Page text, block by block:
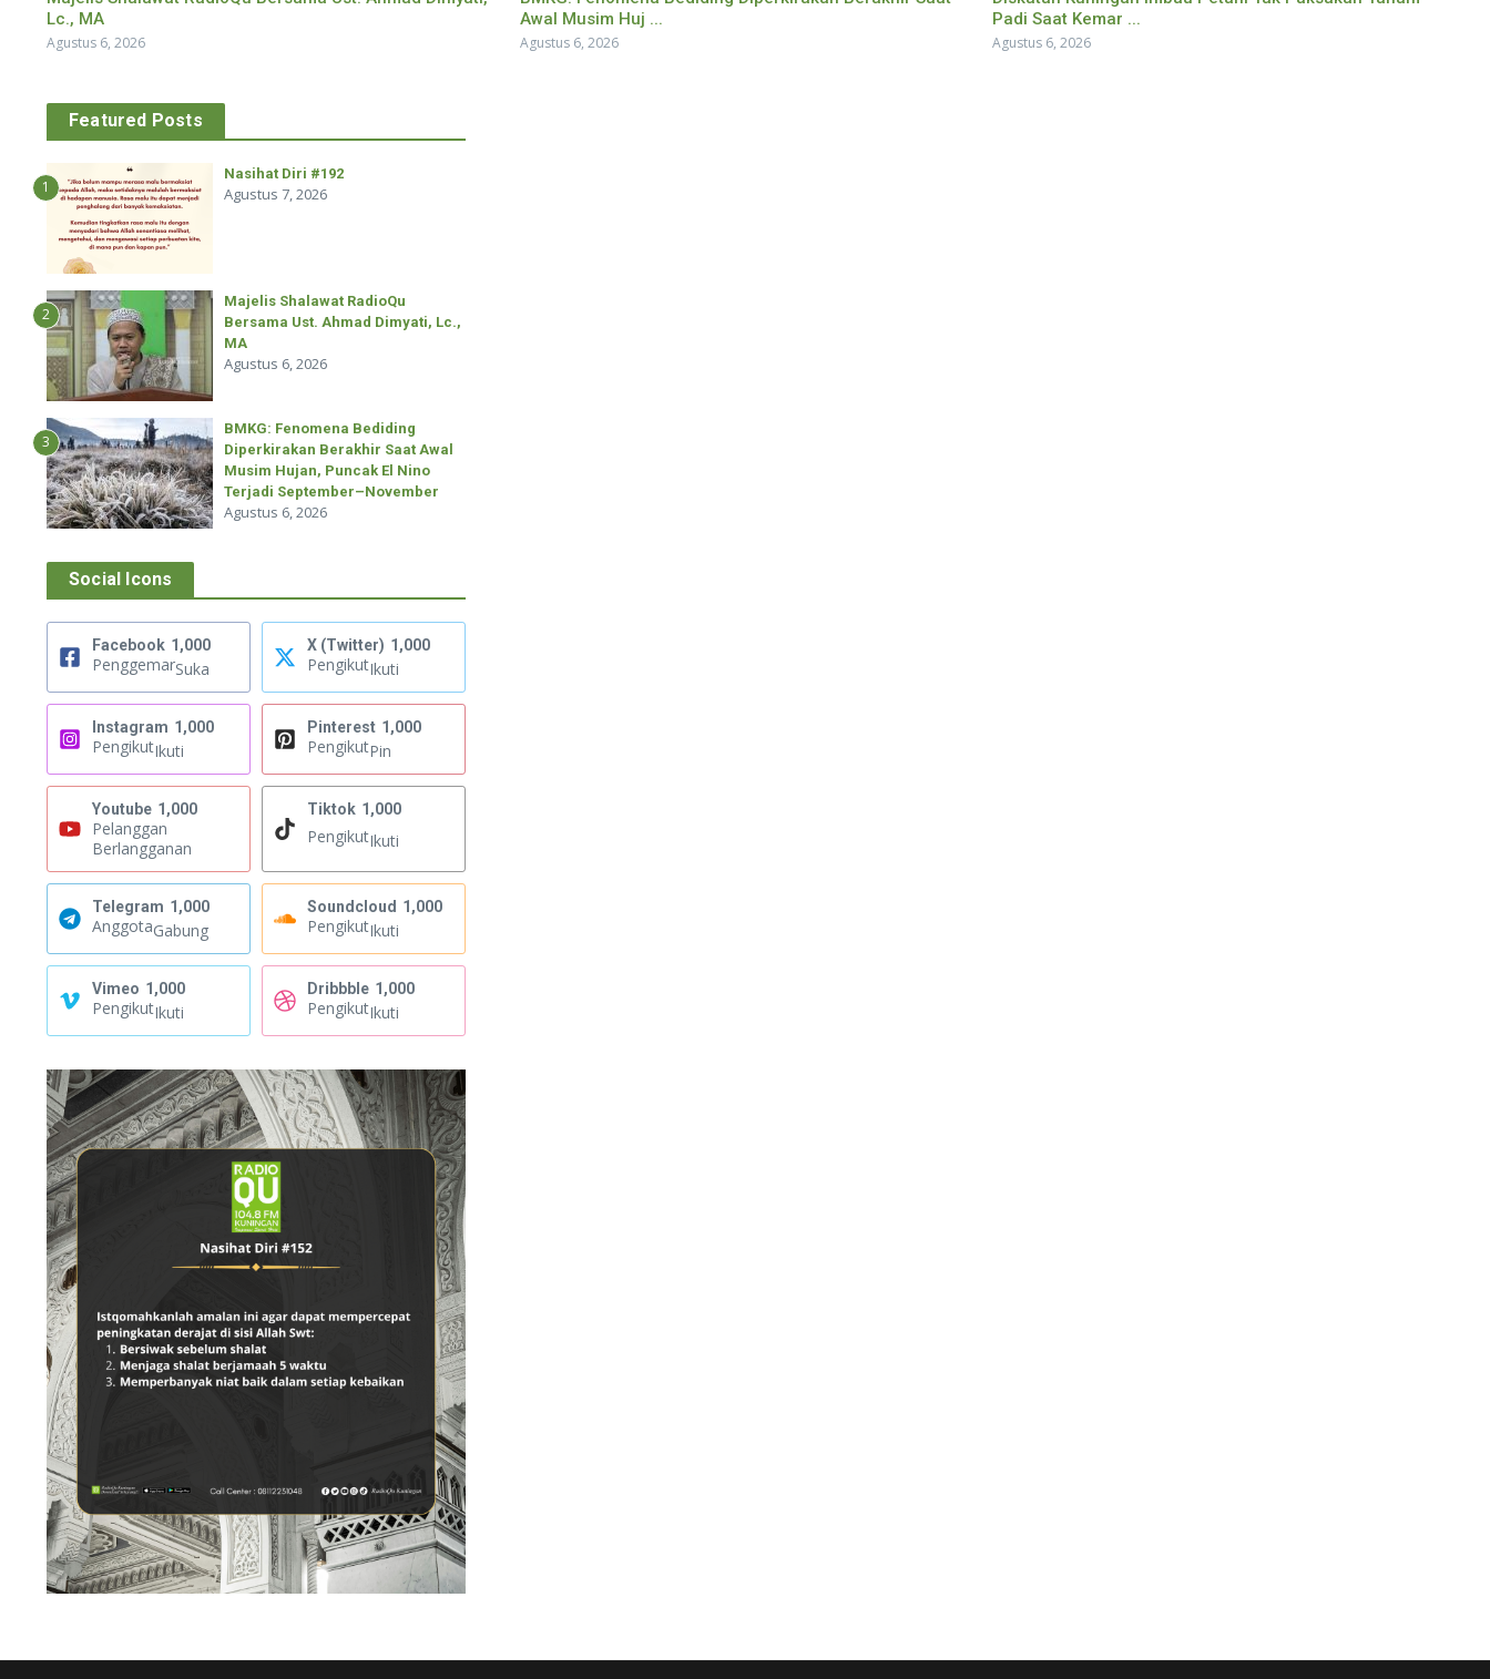
Lc., MA
Agustus 6, 2026
Awal Musim Huj ...
Agustus 6, 2026
Padi Saat Kemar ...
Agustus 6, 2026
Featured Posts
1
Nasihat Diri #192
Agustus 7, 2026
2
Majelis Shalawat RadioQu
Bersama Ust. Ahmad Dimyati, Lc.,
MA
Agustus 6, 2026
3
BMKG: Fenomena Bediding
Diperkirakan Berakhir Saat Awal
Musim Hujan, Puncak El Nino
Terjadi September–November
Agustus 6, 2026
Social Icons
Facebook 1,000
PenggemarSuka
X (Twitter) 1,000
PengikutIkuti
Instagram 1,000
PengikutIkuti
Pinterest 1,000
PengikutPin
Youtube 1,000
Pelanggan
Berlangganan
Tiktok 1,000
PengikutIkuti
Telegram 1,000
AnggotaGabung
Soundcloud 1,000
PengikutIkuti
Vimeo 1,000
PengikutIkuti
Dribbble 1,000
PengikutIkuti